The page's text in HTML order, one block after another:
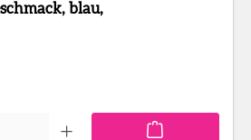
blau,
gewünschten Wert ein oder benutze die